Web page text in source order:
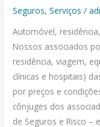
Seguros,Serviços /
Automóvel,
Nossos associados
residência, viagem,
clínicas e hospitais)
por preços e
cônjuges dos
de Seguros e Risco –